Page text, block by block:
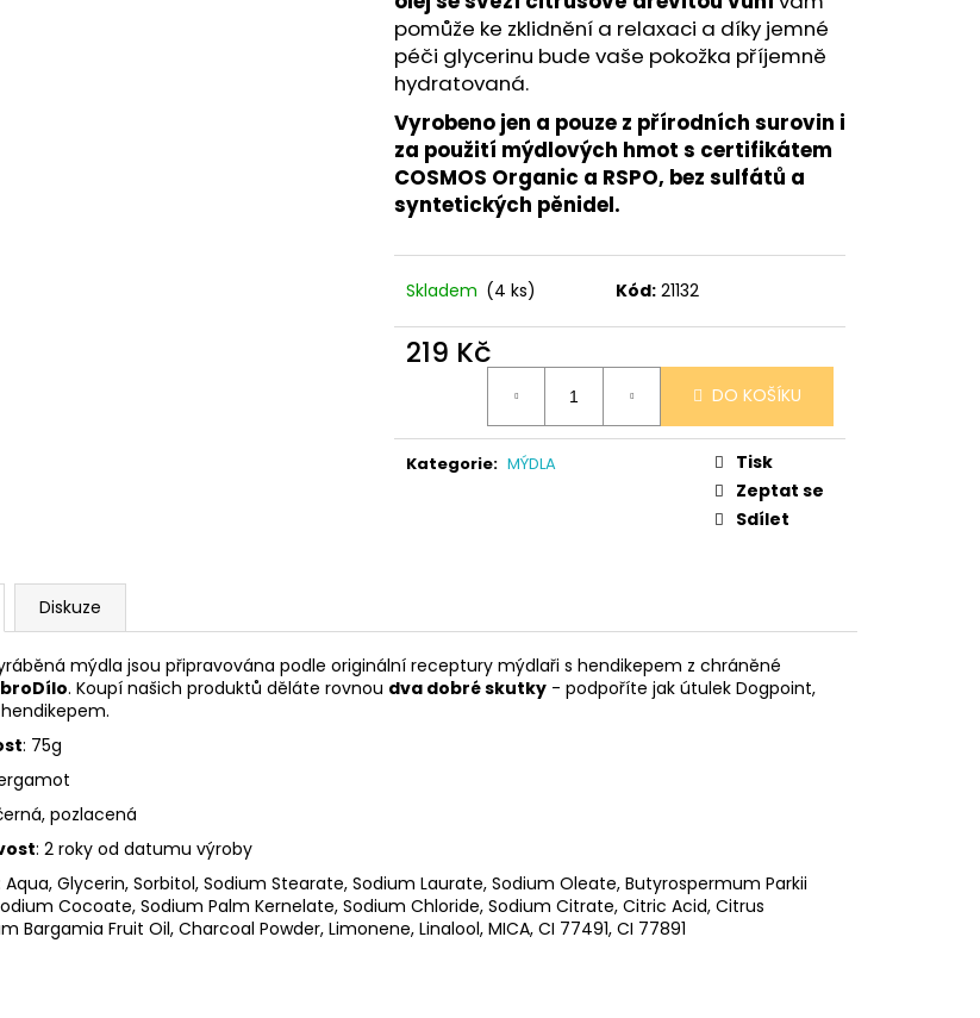
pomůže ke zklidnění a relaxaci a díky jemné
péči glycerinu bude vaše pokožka příjemně
hydratovaná.
Vyrobeno jen a pouze z přírodních surovin i
za použití mýdlových hmot s certifikátem
COSMOS Organic a RSPO, bez sulfátů a
syntetických pěnidel.
Skladem (4 ks) Kód: 21132
219 Kč
DO KOŠÍKU
Kategorie: MÝDLA
Tisk
Zeptat se
Sdílet
Diskuze
mýdla jsou připravována podle originální receptury mýdlaři s hendikepem z chráněné
. Koupí našich produktů děláte rovnou dva dobré skutky - podpoříte jak útulek Dogpoint,
: 75g
pozlacená
: 2 roky od datumu výroby
Aqua, Glycerin, Sorbitol, Sodium Stearate, Sodium Laurate, Sodium Oleate, Butyrospermum Parkii
Cocoate, Sodium Palm Kernelate, Sodium Chloride, Sodium Citrate, Citric Acid, Citrus
Bargamia Fruit Oil, Charcoal Powder, Limonene, Linalool, MICA, CI 77491, CI 77891
SÓJOVÁ SVÍČKA V PORCELÁNU RŮŽE